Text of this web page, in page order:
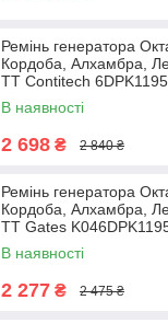
Ремінь генератора
Кордоба, Алхамбра,
ТТ Contitech
В наявності
2 698 ₴ 2 840 ₴
Ремінь генератора
Кордоба, Алхамбра,
ТТ Gates
В наявності
2 277 ₴ 2 475 ₴